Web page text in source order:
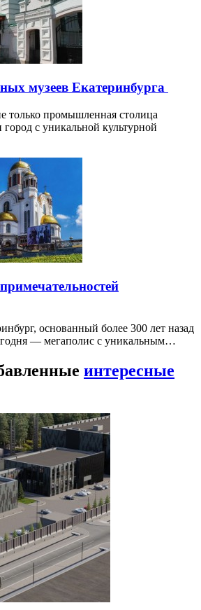
музеев Екатеринбурга
только промышленная столица
с уникальной культурной
основанный более 300 лет назад
— мегаполис с уникальным…
интересные